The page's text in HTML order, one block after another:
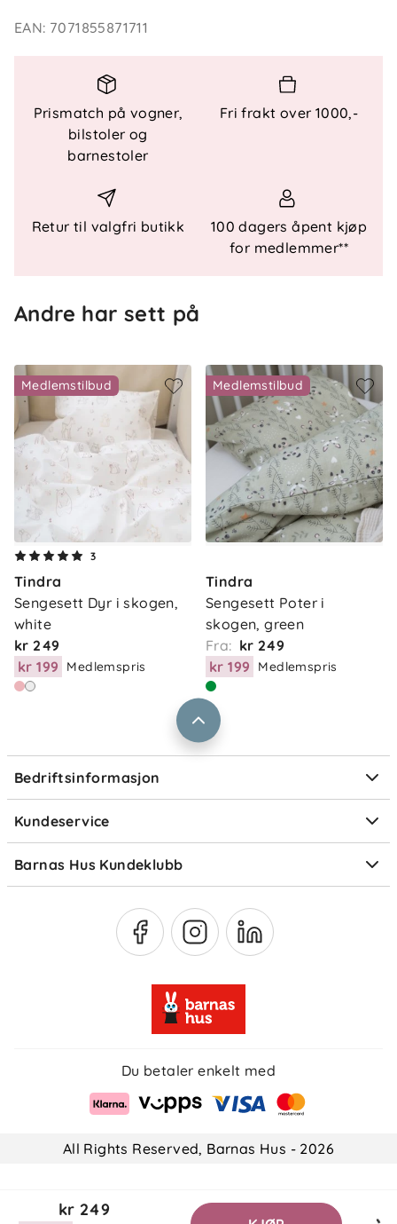
Spesielle funksjoner
- Glidelåslukking i bunn
- Oeko-Tex sertifisert
Materialer
- 100 % bomull
Vedlikehold
- Følg vaskeanvisningen på produktet
EAN: 7071855871711
Prismatch på vogner,
bilstoler og
barnestoler
Fri frakt over 1000,-
Retur til valgfri butikk
100 dagers åpent kjøp
for medlemmer**
Andre har sett på
Medlemstilbud
3
Tindra
Sengesett Dyr i skogen,
white
kr 249
kr 199
Medlemspris
Medlemstilbud
Tindra
Sengesett Poter i
skogen, green
Fra: kr 249
kr 199
Medlemspris
Bedriftsinformasjon
Om oss
Våre butikker
Vårt samfunnsansvar
Jobbe i Barnas Hus
Barnas Hus bedrift
Størrelsesguider
Kundeservice
Kontakt oss
Frakt og levering
Retur og reklamasjon
Salgsbetingelser
Prismatch
Ofte stilte spørsmål
Om Klarna
Barnas Hus Kundeklubb
Medlemsvilkår
Du betaler enkelt med
All Rights Reserved, Barnas Hus - 2026
kr 249